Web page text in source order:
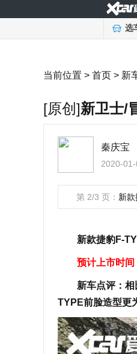
选
当前位置 > 首页 > 新
[原创]新卫士/
秦庆宝
2020-
第 2/3 页： 新
新款捷豹F-
预计上市时间
新车点评：相比
TYPE前脸造型更